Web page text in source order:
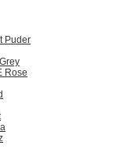
Puder
Rose